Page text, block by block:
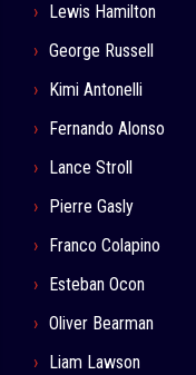
Lewis Hamilton
George Russell
Kimi Antonelli
Fernando Alonso
Lance Stroll
Pierre Gasly
Franco Colapino
Esteban Ocon
Oliver Bearman
Liam Lawson